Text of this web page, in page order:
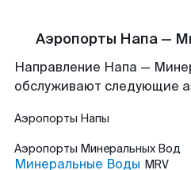
Аэропорты Напа —
Направление Напа —
обслуживают следующие
Аэропорты Напы
Аэропорты Минеральных Вод
Минеральные Воды MRV